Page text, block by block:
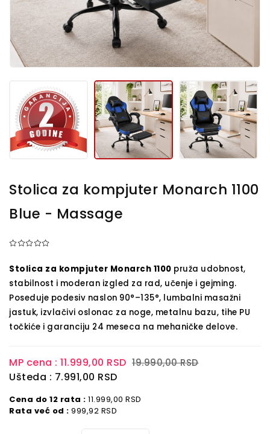
Stolica za kompjuter Monarch 1100
Blue - Massage
Stolica za kompjuter Monarch 1100 pruža udobnost,
stabilnost i moderan izgled za rad, učenje i gejming.
Poseduje podesiv naslon 90°–135°, lumbalni masažni
jastuk, izvlačivi oslonac za noge, metalnu bazu, tihe PU
točkiće i garanciju 24 meseca na mehaničke delove.
MP cena : 11.999,00 RSD 19.990,00 RSD
Ušteda : 7.991,00 RSD
Cena do 12 rata : 11.999,00 RSD
Rata već od : 999,92 RSD